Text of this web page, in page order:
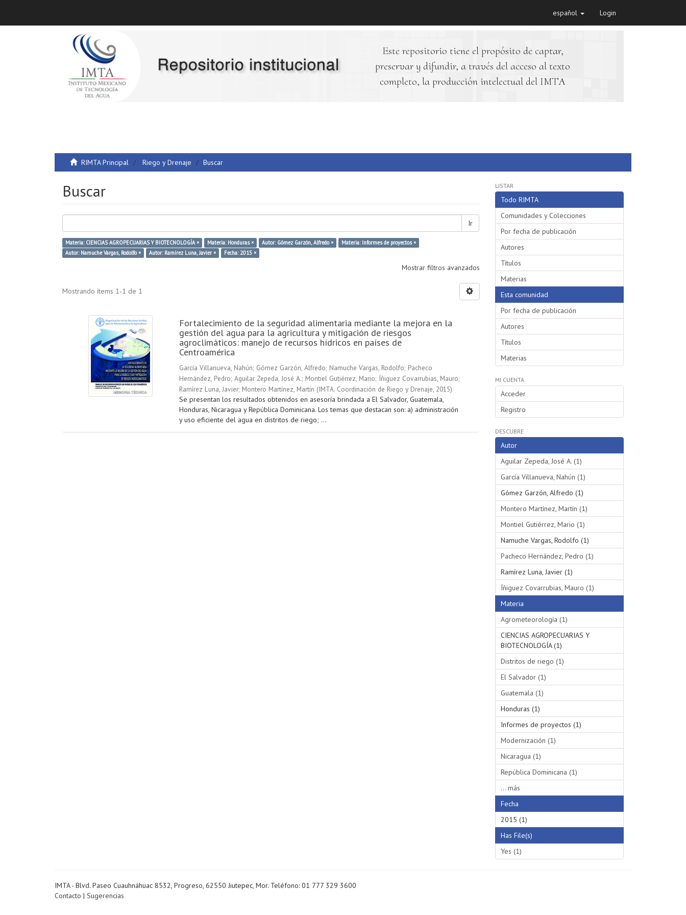
español Login
Este repositorio tiene el propósito de captar,
preservar y difundir, a través del acceso al texto
completo, la producción intelectual del IMTA
RIMTA Principal Riego y Drenaje Buscar
Buscar
Ir
Materia: CIENCIAS AGROPECUARIAS Y BIOTECNOLOGÍA × Materia: Honduras × Autor: Gómez Garzón, Alfredo ×
Materia: Informes de proyectos ×
Autor: Namuche Vargas, Rodolfo ×
Autor: Ramírez Luna, Javier × Fecha: 2015 ×
Mostrar filtros avanzados
Mostrando ítems 1-1 de 1
Fortalecimiento de la seguridad alimentaria mediante la mejora en la
gestión del agua para la agricultura y mitigación de riesgos
agroclimáticos: manejo de recursos hídricos en países de
Centroamérica
García Villanueva, Nahún; Gómez Garzón, Alfredo; Namuche Vargas, Rodolfo; Pacheco
Hernández, Pedro; Aguilar Zepeda, José A.; Montiel Gutiérrez, Mario; Íñiguez Covarrubias, Mauro;
Ramírez Luna, Javier; Montero Martínez, Martín (IMTA. Coordinación de Riego y Drenaje, 2015)
Se presentan los resultados obtenidos en asesoría brindada a El Salvador, Guatemala,
Honduras, Nicaragua y República Dominicana. Los temas que destacan son: a) administración
y uso eficiente del agua en distritos de riego; ...
LISTAR
Todo RIMTA
Comunidades y Colecciones
Por fecha de publicación
Autores
Títulos
Materias
Esta comunidad
Por fecha de publicación
Autores
Títulos
Materias
MI CUENTA
Acceder
Registro
DESCUBRE
Autor
Aguilar Zepeda, José A. (1)
García Villanueva, Nahún (1)
Gómez Garzón, Alfredo (1)
Montero Martínez, Martín (1)
Montiel Gutiérrez, Mario (1)
Namuche Vargas, Rodolfo (1)
Pacheco Hernández, Pedro (1)
Ramírez Luna, Javier (1)
Íñiguez Covarrubias, Mauro (1)
Materia
Agrometeorología (1)
CIENCIAS AGROPECUARIAS Y
BIOTECNOLOGÍA (1)
Distritos de riego (1)
El Salvador (1)
Guatemala (1)
Honduras (1)
Informes de proyectos (1)
Modernización (1)
Nicaragua (1)
República Dominicana (1)
... más
Fecha
2015 (1)
Has File(s)
Yes (1)
IMTA - Blvd. Paseo Cuauhnáhuac 8532, Progreso, 62550 Jiutepec, Mor. Teléfono: 01 777 329 3600
Contacto | Sugerencias